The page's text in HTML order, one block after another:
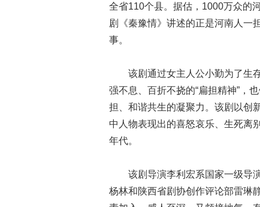
全省110个县。据估，1000万众的
剧《秦豫情》讲述的正是河南人一
事。
该剧通过女主人公小勤为了生存
强不息、百折不挠的“扁担精神”，
担、和谐共生的凝聚力。该剧以创
中人物表现出的喜怒哀乐、生死离
年代。
该剧导演李利宏系国家一级导演
杨林和陕西省剧协创作评论部雷琳